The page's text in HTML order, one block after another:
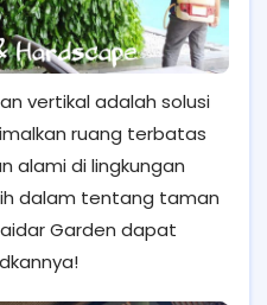
vertikal adalah solusi
ruang terbatas
alami di lingkungan
dalam tentang taman
Garden dapat